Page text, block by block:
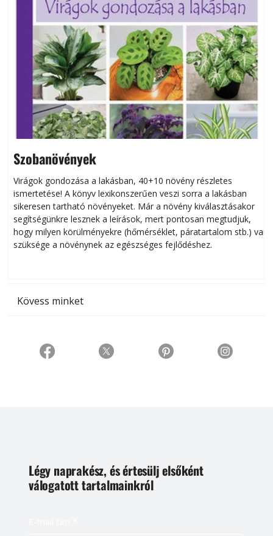
Szobanövények
Virágok gondozása a lakásban, 40+10 növény részletes
ismertetése! A könyv lexikonszerűen veszi sorra a lakásban
sikeresen tart­ha­tó növényeket. Már a növény kiválasztásakor
segítségünkre lesznek a leírások, mert pontosan megtudjuk,
hogy milyen körülményekre (hőmérséklet, páratartalom stb.) van
szüksége a növénynek az egészséges fejlődéshez.
Kövess minket
Légy naprakész, és értesülj elsőként
válogatott tartalmainkról